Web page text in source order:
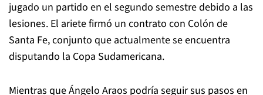
jugado un partido en el segundo semestre debido a las
lesiones. El ariete firmó un contrato con Colón de
Santa Fe, conjunto que actualmente se encuentra
disputando la Copa Sudamericana.
Mientras que Ángelo Araos podría seguir sus pasos en